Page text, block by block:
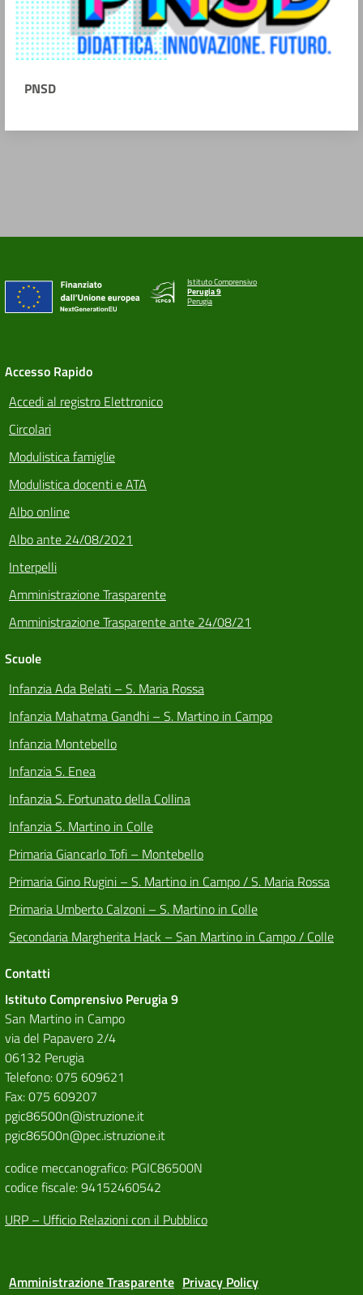
PNSD
Istituto Comprensivo
Perugia 9
Perugia
Accesso Rapido
Accedi al registro Elettronico
Circolari
Modulistica famiglie
Modulistica docenti e ATA
Albo online
Albo ante 24/08/2021
Interpelli
Amministrazione Trasparente
Amministrazione Trasparente ante 24/08/21
Scuole
Infanzia Ada Belati – S. Maria Rossa
Infanzia Mahatma Gandhi – S. Martino in Campo
Infanzia Montebello
Infanzia S. Enea
Infanzia S. Fortunato della Collina
Infanzia S. Martino in Colle
Primaria Giancarlo Tofi – Montebello
Primaria Gino Rugini – S. Martino in Campo / S. Maria Rossa
Primaria Umberto Calzoni – S. Martino in Colle
Secondaria Margherita Hack – San Martino in Campo / Colle
Contatti
Istituto Comprensivo Perugia 9
San Martino in Campo
via del Papavero 2/4
06132 Perugia
Telefono: 075 609621
Fax: 075 609207
pgic86500n@istruzione.it
pgic86500n@pec.istruzione.it
codice meccanografico: PGIC86500N
codice fiscale: 94152460542
URP – Ufficio Relazioni con il Pubblico
Amministrazione Trasparente Privacy Policy